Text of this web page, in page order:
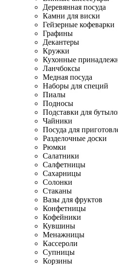
Деревянная посуда
Камни для виски
Гейзерные кофеварки
Графины
Декантеры
Кружки
Кухонные
Ланчбоксы
Медная посуда
Наборы для специй
Пиалы
Подносы
Подставки для
Чайники
Посуда для
Разделочные доски
Рюмки
Салатники
Салфетницы
Сахарницы
Солонки
Стаканы
Вазы для фруктов
Конфетницы
Кофейники
Кувшины
Менажницы
Кассероли
Супницы
Корзины